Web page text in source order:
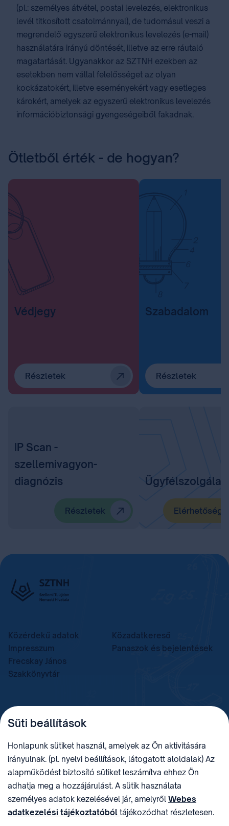
(pl.: személyes átvétel, postai levelezés, elektronikus
levél titkosított csatolmánnyal), de tudomásul veszi a
megrendelő egyszerű elektronikus levelezés (e-mail)
használatára irányú döntését, illetve az erre ráutaló
magatartását. Ugyanakkor az SZTNH ezekben az
esetekben nem vállal felelősséget az olyan
kockázatokért, illetve eseményekért vagy esetleges
károkért, amelyek az egyszerű elektronikus levelezés
információbiztonsági gyengeségeiből fakadnak.
Ötletből érték - de hogyan?
Védjegy
Részletek
Szabadalom
Részletek
IP Scan -
szellemivagyon-
diagnózis
Részletek
Ügyfélszolgálat
Közérdekű adatok
Közadatkereső
Impresszum
Panaszok és bejelentések
Frecskay János
Szakkönyvtár
TELEFON
+36 (1) 312 4400
sztnh@hipo.gov.hu 15311746-2-42
CÍM
1081 Budapest II. János
Pál pápa tér 7.
HIVATAL RÖVID NEVE
SZTNHOPS, KRID:
174434905
KÖZÖSSÉGI MÉDIA
Süti beállítások
Honlapunk sütiket használ, amelyek az Ön aktivitására
irányulnak. (pl. nyelvi beállítások, látogatott aloldalak) Az
alapműködést biztosító sütiket leszámítva ehhez Ön
adhatja meg a hozzájárulást. A sütik használata
személyes adatok kezelésével jár, amelyről Webes
adatkezelési tájékoztatóból tájékozódhat részletesen.